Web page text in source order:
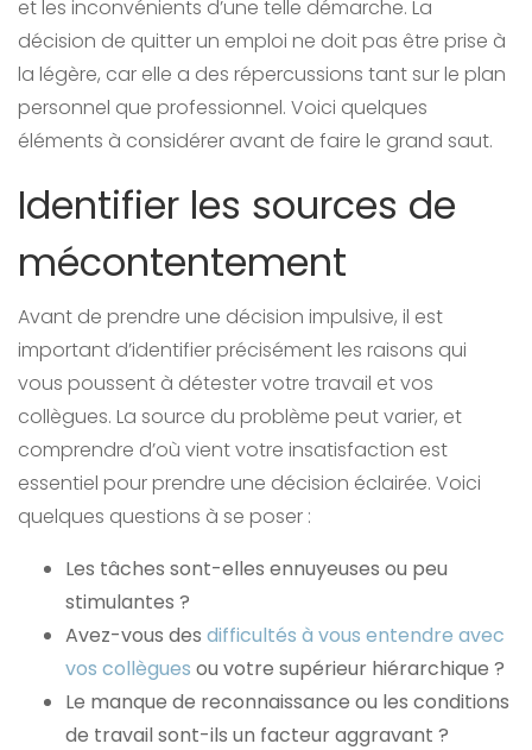
et les inconvénients d’une telle démarche. La
décision de quitter un emploi ne doit pas être prise à
la légère, car elle a des répercussions tant sur le plan
personnel que professionnel. Voici quelques
éléments à considérer avant de faire le grand saut.
Identifier les sources de
mécontentement
Avant de prendre une décision impulsive, il est
important d’identifier précisément les raisons qui
vous poussent à détester votre travail et vos
collègues. La source du problème peut varier, et
comprendre d’où vient votre insatisfaction est
essentiel pour prendre une décision éclairée. Voici
quelques questions à se poser :
Les tâches sont-elles ennuyeuses ou peu
stimulantes ?
Avez-vous des difficultés à vous entendre avec
vos collègues ou votre supérieur hiérarchique ?
Le manque de reconnaissance ou les conditions
de travail sont-ils un facteur aggravant ?